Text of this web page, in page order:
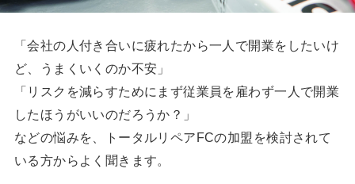
「会社の人付き合いに疲れたから一人で開業をしたいけ
ど、うまくいくのか不安」
「リスクを減らすためにまず従業員を雇わず一人で開業
したほうがいいのだろうか？」
などの悩みを、トータルリペアFCの加盟を検討されて
いる方からよく聞きます。